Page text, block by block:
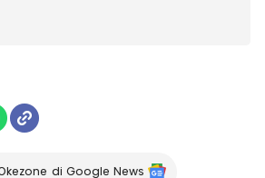
di Google News